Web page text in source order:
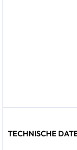
TECHNISCHE